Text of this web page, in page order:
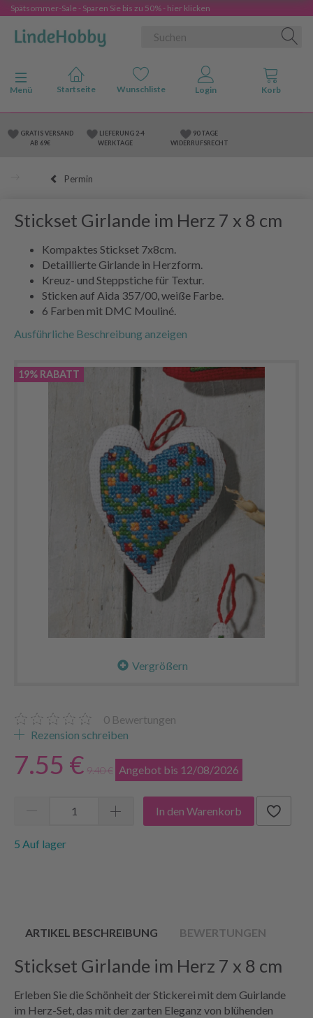
Spätsommer-Sale - Sparen Sie bis zu 50% - hier klicken
Anzeige ändern
Menü
GRATIS VERSAND
AB 69€
LIEFERUNG 2-4
WERKTAGE
90 TAGE
WIDERRUFSRECHT
Permin
Stickset Girlande im Herz 7 x 8 cm
Kompaktes Stickset 7x8cm.
Detaillierte Girlande in Herzform.
Kreuz- und Steppstiche für Textur.
Sticken auf Aida 357/00, weiße Farbe.
6 Farben mit DMC Mouliné.
Ausführliche Beschreibung anzeigen
19% RABATT
Vergrößern
0 Bewertungen
Rezension schreiben
7.55 € 9.40 € Angebot bis 12/08/2026
In den Warenkorb
5 Auf lager
ARTIKEL BESCHREIBUNG BEWERTUNGEN
Stickset Girlande im Herz 7 x 8 cm
Erleben Sie die Schönheit der Stickerei mit dem Guirlande
im Herz-Set, das mit der zarten Eleganz von blühenden